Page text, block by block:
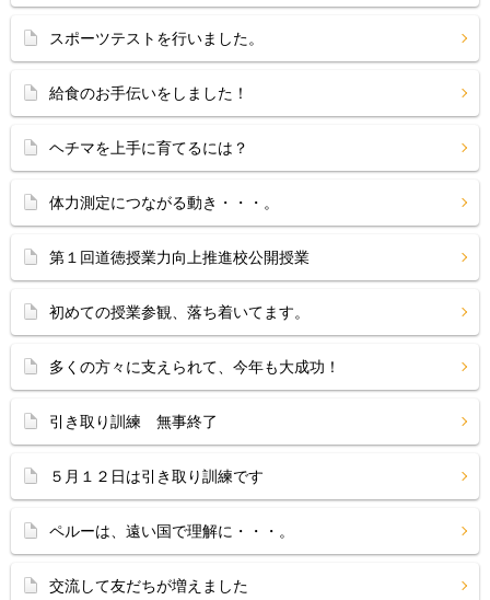
スポーツテストを行いました。
給食のお手伝いをしました！
ヘチマを上手に育てるには？
体力測定につながる動き・・・。
第１回道徳授業力向上推進校公開授業
初めての授業参観、落ち着いてます。
多くの方々に支えられて、今年も大成功！
引き取り訓練 無事終了
５月１２日は引き取り訓練です
ペルーは、遠い国で理解に・・・。
交流して友だちが増えました